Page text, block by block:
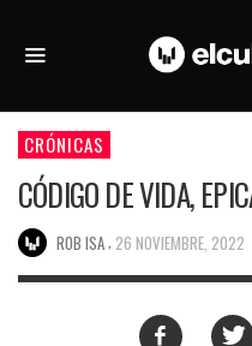
CRÓNICAS
CÓDIGO DE VIDA,
ROB ISA 26 NOVIEMBRE, 2022